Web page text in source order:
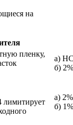
на
пленку,
а)
б)
лимитирует
а)
б)